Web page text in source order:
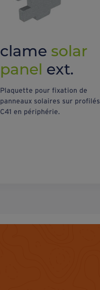
clame solar
panel ext.
Plaquette pour fixation de
panneaux solaires sur profilés
C41 en périphérie.